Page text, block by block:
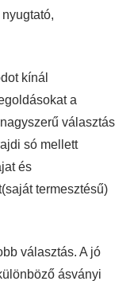
kínál
a
választás
só mellett
és
termesztésű)
választás. A jó
ásványi